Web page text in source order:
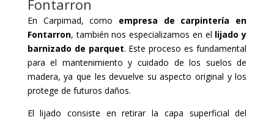
Fontarron
En Carpimad, como empresa de carpintería en
Fontarron, también nos especializamos en el lijado y
barnizado de parquet. Este proceso es fundamental
para el mantenimiento y cuidado de los suelos de
madera, ya que les devuelve su aspecto original y los
protege de futuros daños.
El lijado consiste en retirar la capa superficial del